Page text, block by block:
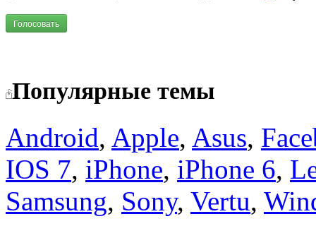
Голосовать
Популярные темы
Android, Apple, Asus,
IOS 7, iPhone, iPhone 6,
Samsung, Sony, Vertu,